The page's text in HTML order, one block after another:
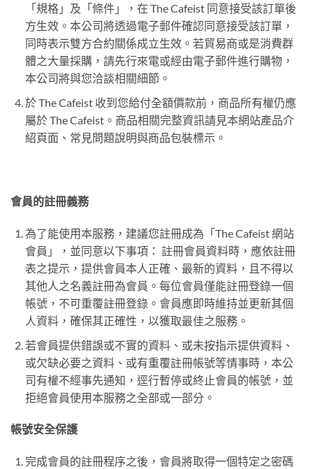
「規格」及「條件」，在 The Cafeist 同意接受該訂單後
方生效。本公司將透過電子郵件確認同意接受該訂單，
同時表示雙方合約關係成立生效。若貿易商或是消費群
體之大量採購，請先行來電或經由電子郵件進行購物，
本公司將與您洽談相關細節。
於 The Cafeist 收到您給付全額價款前，商品所有權仍應
屬於 The Cafeist。商品相關完整資訊請見本網站產品介
紹頁面、常見問題說明與商品包裝標示。
會員的註冊義務
為了能使用本服務，建議您註冊成為「The Cafeist 網站
會員」，並同意以下事項： 註冊會員資料時，應依註冊
表之提示，提供會員本人正確、最新的資料，且不得以
其他人之名義註冊為會員。每位會員僅能註冊登錄一個
帳號，不可重覆註冊登錄。會員應即時維持並更新其個
人資料，確保其正確性，以獲取最佳之服務。
若會員提供錯誤或不實的資料、或未按指示提供資料、
或欠缺必要之資料、或有重覆註冊帳號等情事時，本公
司有權不經事先通知，逕行暫停或終止會員的帳號，並
拒絕會員使用本服務之全部或一部分。
帳號安全保護
完成會員的註冊程序之後，會員將取得一個特定之密碼